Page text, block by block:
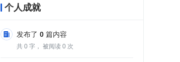
个人成就
发布了 0 篇内容
共 0 字， 被阅读 0 次